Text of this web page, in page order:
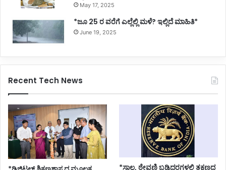
May 17, 2025
*ಜೂ 25 ರ ವರೆಗೆ ಎಲ್ಲೆಲ್ಲಿ ಮಳೆ? ಇಲ್ಲಿದೆ ಮಾಹಿತಿ*
June 19, 2025
Recent Tech News
*ಸಾಲ, ಠೇವಣಿ ಬಡ್ಡಿದರಗಳಲ್ಲಿ ತಕ್ಷಣದ